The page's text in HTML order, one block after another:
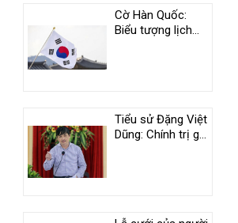
Cờ Hàn Quốc:
Biểu tượng lịch
Tiểu sử Đặng Việt
Dũng: Chính trị gia